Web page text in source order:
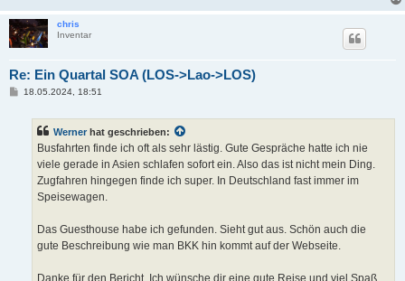
chris
Inventar
Re: Ein Quartal SOA (LOS->Lao->LOS)
B18.05.2024, 18:51
Werner hat geschrieben:
Busfahrten finde ich oft als sehr lästig. Gute Gespräche hatte ich nie
viele gerade in Asien schlafen sofort ein. Also das ist nicht mein Ding.
Zugfahren hingegen finde ich super. In Deutschland fast immer im
Speisewagen.
Das Guesthouse habe ich gefunden. Sieht gut aus. Schön auch die
gute Beschreibung wie man BKK hin kommt auf der Webseite.